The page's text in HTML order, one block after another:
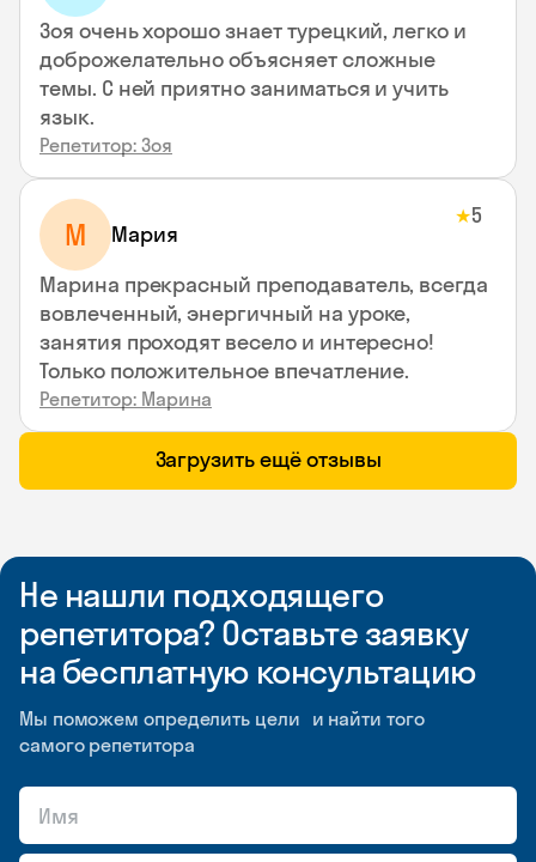
Зоя очень хорошо знает турецкий, легко и
доброжелательно объясняет сложные
темы. С ней приятно заниматься и учить
язык.
Репетитор: Зоя
М Мария
★5
Марина прекрасный преподаватель, всегда
вовлеченный, энергичный на уроке,
занятия проходят весело и интересно!
Только положительное впечатление.
Репетитор: Марина
Загрузить ещё отзывы
Не нашли подходящего
репетитора? Оставьте заявку
на бесплатную консультацию
Мы поможем определить цели и найти того
самого репетитора